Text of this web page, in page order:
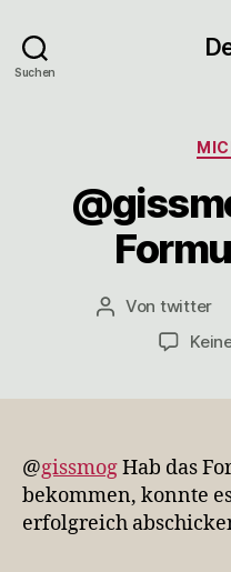
Suchen
Beitragsautor
Von twitter
@gissmogHab das
bekommen, konnte
erfolgreich